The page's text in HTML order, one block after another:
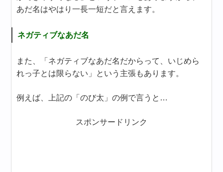
あだ名はやはり一長一短だと言えます。
ネガティブなあだ名
また、「ネガティブなあだ名だからって、いじめら
れっ子とは限らない」という主張もあります。
例えば、上記の「のび太」の例で言うと…
スポンサードリンク